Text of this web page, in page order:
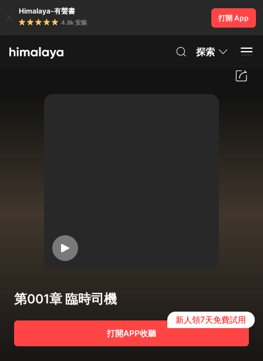
Himalaya-有聲書
4.8k 安裝
打開 App
探索
第001章 臨時司機
打開APP收聽
新人領7天免費試用